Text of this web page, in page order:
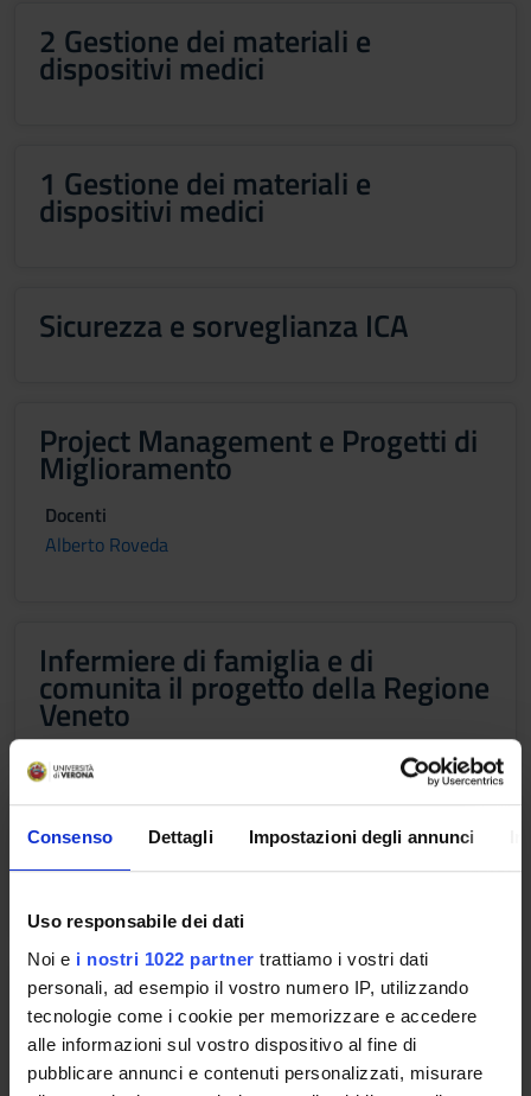
Consenso Dettagli Impostazioni degli annunci
Uso responsabile dei dati
Noi e i nostri 1022 partner trattiamo i vostri dati
personali, ad esempio il vostro numero IP, utilizzando
tecnologie come i cookie per memorizzare e accedere
alle informazioni sul vostro dispositivo al fine di
pubblicare annunci e contenuti personalizzati, misurare
2 Gestione dei materiali e
dispositivi medici
1 Gestione dei materiali e
dispositivi medici
Sicurezza e sorveglianza ICA
Project Management e Progetti di
Miglioramento
Docenti
Alberto Roveda
Infermiere di famiglia e di
comunita il progetto della Regione
Veneto
4 Reti emergenti Case della
Comunita Ospedali di Comunita
Hospice e RSA
3 Reti emergenti Case della
Comunita Ospedali di Comunita
Hospice e RSA